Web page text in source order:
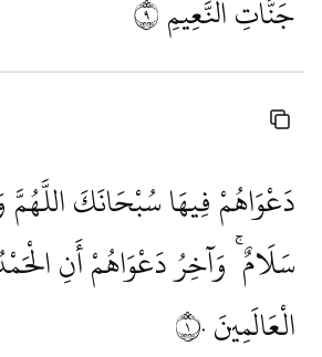
جَنَّاتِ النَّعِيمِ٩
دَعْوَاهُمْ فِيهَا سُبْحَانَكَ اللَّهُمَّ
سَلَامٌ ۚ وَآخِرُ دَعْوَاهُمْ أَنِ
الْعَالَمِينَ١٠